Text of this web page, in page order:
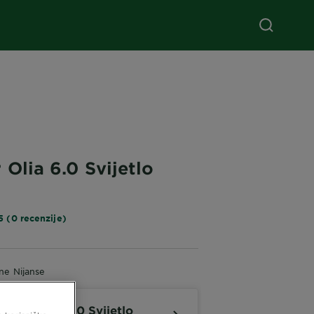
Olia 6.0 Svijetlo
(0 recenzije)
Nijanse
Olia 6.0 Svijetlo